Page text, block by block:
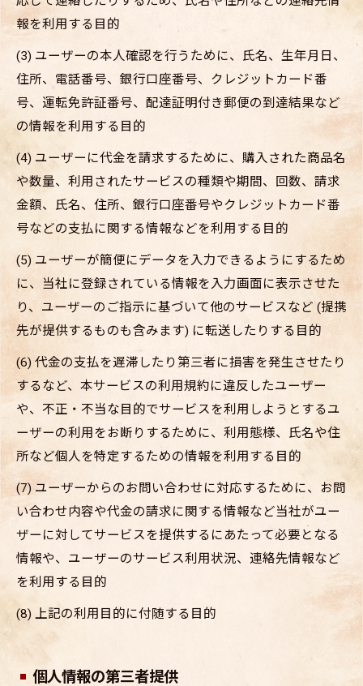
報を利用する目的
(3) ユーザーの本人確認を行うために、氏名、生年月日、
住所、電話番号、銀行口座番号、クレジットカード番
号、運転免許証番号、配達証明付き郵便の到達結果など
の情報を利用する目的
(4) ユーザーに代金を請求するために、購入された商品名
や数量、利用されたサービスの種類や期間、回数、請求
金額、氏名、住所、銀行口座番号やクレジットカード番
号などの支払に関する情報などを利用する目的
(5) ユーザーが簡便にデータを入力できるようにするため
に、当社に登録されている情報を入力画面に表示させた
り、ユーザーのご指示に基づいて他のサービスなど (提携
先が提供するものも含みます) に転送したりする目的
(6) 代金の支払を遅滞したり第三者に損害を発生させたり
するなど、本サービスの利用規約に違反したユーザー
や、不正・不当な目的でサービスを利用しようとするユ
ーザーの利用をお断りするために、利用態様、氏名や住
所など個人を特定するための情報を利用する目的
(7) ユーザーからのお問い合わせに対応するために、お問
い合わせ内容や代金の請求に関する情報など当社がユー
ザーに対してサービスを提供するにあたって必要となる
情報や、ユーザーのサービス利用状況、連絡先情報など
を利用する目的
(8) 上記の利用目的に付随する目的
個人情報の第三者提供